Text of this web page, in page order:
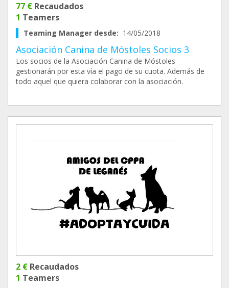
77 € Recaudados
1 Teamers
Teaming Manager desde: 14/05/2018
Asociación Canina de Móstoles Socios 3
Los socios de la Asociación Canina de Móstoles
gestionarán por esta vía el pago de su cuota. Además de
todo aquel que quiera colaborar con la asociación.
2 € Recaudados
1 Teamers